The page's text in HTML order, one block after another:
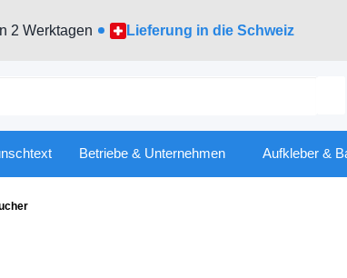
2 Werktagen Lieferung in die Schweiz
Betriebe & Unternehmen Aufkleber &